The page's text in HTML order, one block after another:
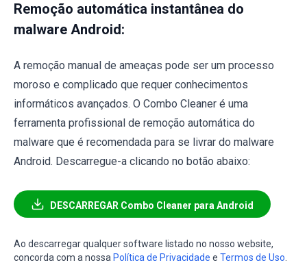
Remoção automática instantânea do
malware Android:
A remoção manual de ameaças pode ser um processo
moroso e complicado que requer conhecimentos
informáticos avançados. O Combo Cleaner é uma
ferramenta profissional de remoção automática do
malware que é recomendada para se livrar do malware
Android. Descarregue-a clicando no botão abaixo:
DESCARREGAR Combo Cleaner para Android
Ao descarregar qualquer software listado no nosso website,
concorda com a nossa Política de Privacidade e Termos de Uso.